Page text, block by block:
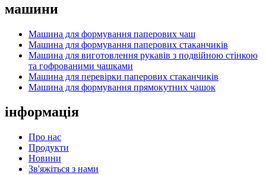
машини
Машина для формування паперових чаш
Машина для формування паперових стаканчиків
Машина для виготовлення рукавів з подвійною стінкою
та гофрованими чашками
Машина для перевірки паперових стаканчиків
Машина для формування прямокутних чашок
інформація
Про нас
Продукти
Новини
Зв'яжіться з нами